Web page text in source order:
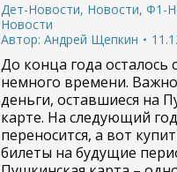
Дет-Новости, Новости, Ф1-
Новости
Автор: Андрей Щепкин
До конца года осталось
немного времени.
деньги, оставшиеся на
карте. На следующий
переносится, а вот
билеты на будущие